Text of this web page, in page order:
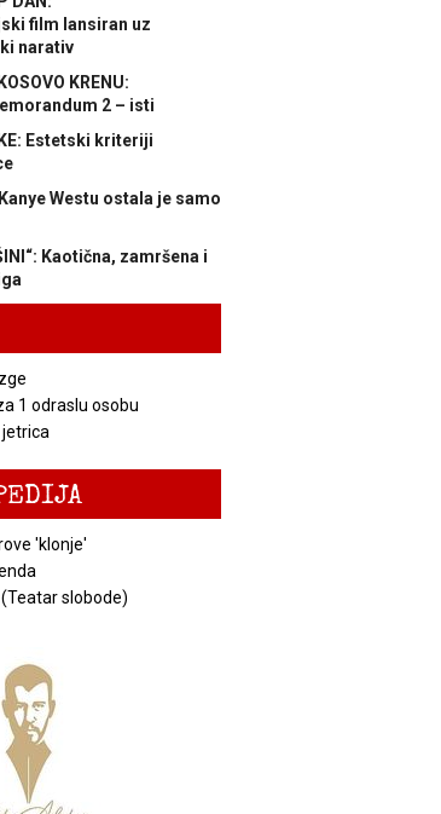
film lansiran uz
narativ
KRENU:
2 – isti
Estetski kriteriji
Kanye Westu ostala je samo
Kaotična, zamršena i
1 odraslu osobu
jetrica
'klonje'
slobode)